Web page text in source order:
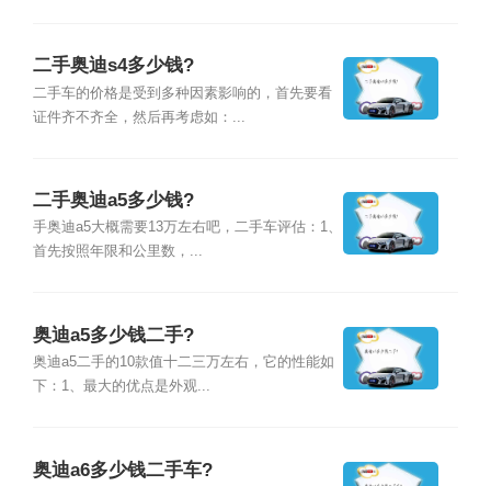
二手奥迪s4多少钱?
二手车的价格是受到多种因素影响的，首先要看
证件齐不齐全，然后再考虑如：...
二手奥迪a5多少钱?
手奥迪a5大概需要13万左右吧，二手车评估：1、
首先按照年限和公里数，...
奥迪a5多少钱二手?
奥迪a5二手的10款值十二三万左右，它的性能如
下：1、最大的优点是外观...
奥迪a6多少钱二手车?